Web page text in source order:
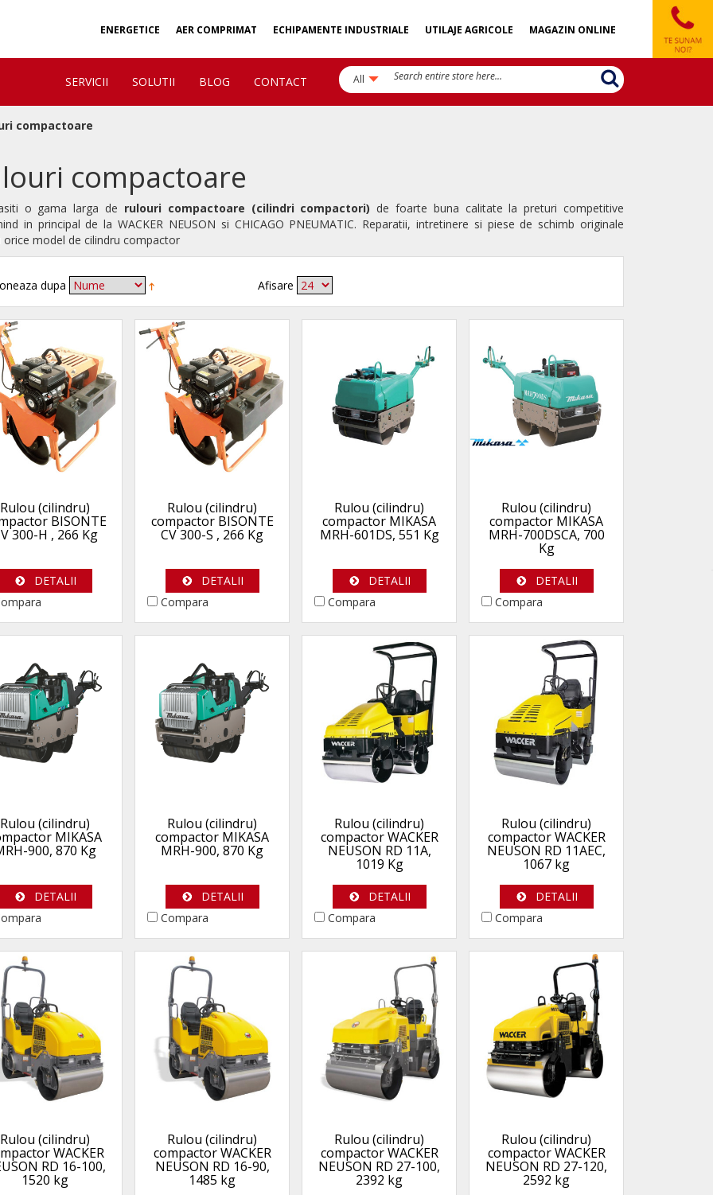
ENERGETICE AER COMPRIMAT ECHIPAMENTE INDUSTRIALE UTILAJE AGRICOLE MAGAZIN ONLINE
SERVICII SOLUTII BLOG CONTACT All
compactoare
compactoare
o gama larga de rulouri compactoare (cilindri compactori) de foarte buna calitate la preturi competitive
in principal de la WACKER NEUSON si CHICAGO PNEUMATIC. Reparatii, intretinere si piese de schimb originale
orice model de cilindru compactor
dupa Afisare
Rulou (cilindru)
BISONTE
300-H , 266 Kg
DETALII
Rulou (cilindru)
compactor BISONTE
CV 300-S , 266 Kg
DETALII
Compara
Rulou (cilindru)
compactor MIKASA
MRH-601DS, 551 Kg
DETALII
Compara
Rulou (cilindru)
compactor MIKASA
MRH-700DSCA, 700
Kg
DETALII
Compara
Rulou (cilindru)
MIKASA
900, 870 Kg
DETALII
Rulou (cilindru)
compactor MIKASA
MRH-900, 870 Kg
DETALII
Compara
Rulou (cilindru)
compactor WACKER
NEUSON RD 11A,
1019 Kg
DETALII
Compara
Rulou (cilindru)
compactor WACKER
NEUSON RD 11AEC,
1067 kg
DETALII
Compara
Rulou (cilindru)
WACKER
RD 16-100,
1520 kg
Rulou (cilindru)
compactor WACKER
NEUSON RD 16-90,
1485 kg
Rulou (cilindru)
compactor WACKER
NEUSON RD 27-100,
2392 kg
Rulou (cilindru)
compactor WACKER
NEUSON RD 27-120,
2592 kg